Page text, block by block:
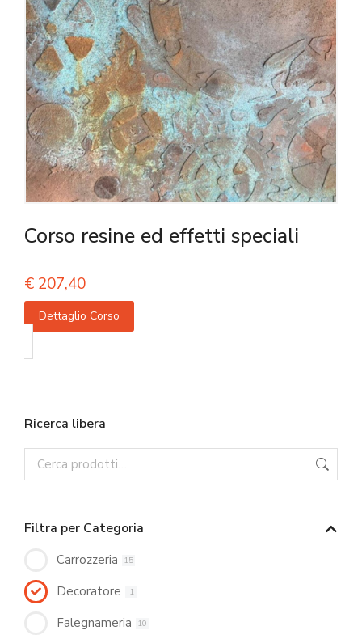
Corso resine ed effetti speciali
€ 207,40
Dettaglio Corso
Ricerca libera
Filtra per Categoria
Carrozzeria 15
Decoratore 1
Falegnameria 10